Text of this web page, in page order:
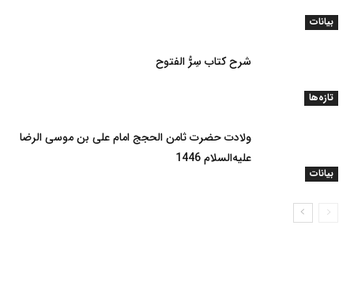
بیانات
تازه‌ها
شرح کتاب سِرُّ الفتوح
بیانات
ولادت حضرت ثامن الحجج امام علی بن موسی الرضا
علیه‌السلام 1446